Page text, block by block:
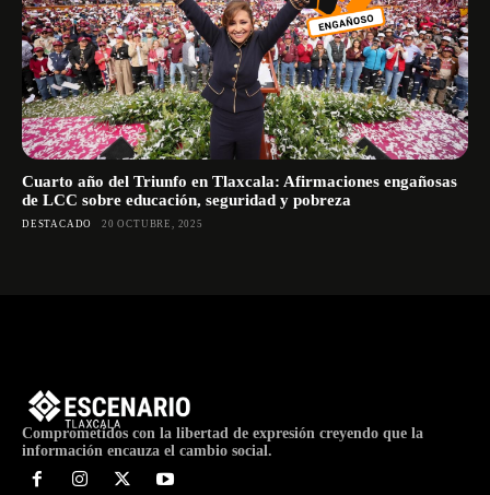
Cuarto año del Triunfo en Tlaxcala: Afirmaciones engañosas
de LCC sobre educación, seguridad y pobreza
DESTACADO 20 OCTUBRE, 2025
Comprometidos con la libertad de expresión creyendo que la
información encauza el cambio social.